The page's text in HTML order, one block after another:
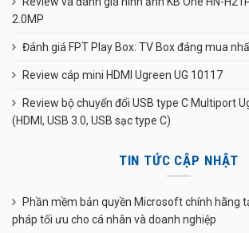
2.0MP
Đánh giá FPT Play Box: TV Box đáng mua
Review cáp mini HDMI Ugreen UG 10117
Review bộ chuyển đổi USB type C Multiport
(HDMI, USB 3.0, USB sạc type C)
TIN TỨC CẬP NHẬT
Phần mềm bản quyền Microsoft chính hãng
pháp tối ưu cho cá nhân và doanh nghiệp